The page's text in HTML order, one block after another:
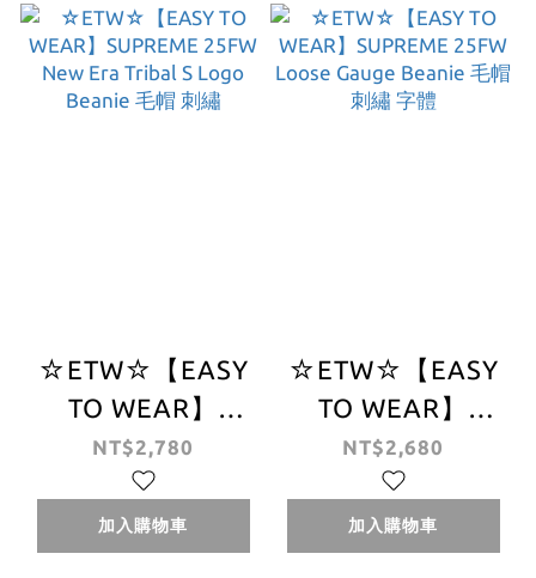
BOXLOGO
☆ETW☆【EASY
TO WEAR】
SUPREME 25FW
New Era Tribal S
Logo Beanie 毛帽
刺繡
NT$2,780
加入購物車
☆ETW☆【EASY
TO WEAR】
SUPREME 25FW
Loose Gauge
Beanie 毛帽 刺繡
字體
NT$2,680
加入購物車